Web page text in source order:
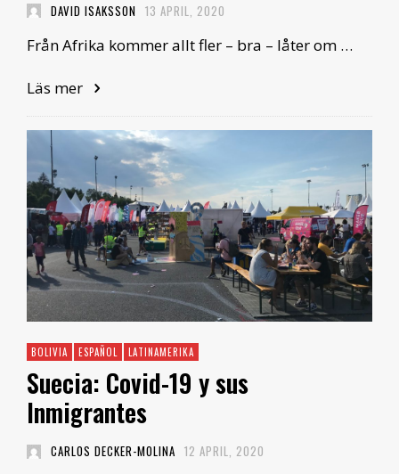
DAVID ISAKSSON 13 APRIL, 2020
Från Afrika kommer allt fler – bra – låter om …
Läs mer
BOLIVIA ESPAÑOL LATINAMERIKA
Suecia: Covid-19 y sus
Inmigrantes
CARLOS DECKER-MOLINA 12 APRIL, 2020